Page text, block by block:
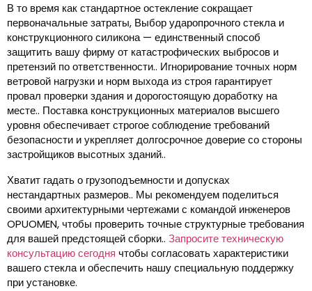
В то время как стандартное остекление сокращает
первоначальные затраты, Выбор ударопрочного стекла и
конструкционного силикона — единственный способ
защитить вашу фирму от катастрофических выбросов и
претензий по ответственности.. Игнорирование точных норм
ветровой нагрузки и норм выхода из строя гарантирует
провал проверки здания и дорогостоящую доработку на
месте.. Поставка конструкционных материалов высшего
уровня обеспечивает строгое соблюдение требований
безопасности и укрепляет долгосрочное доверие со стороны
застройщиков высотных зданий..
Хватит гадать о грузоподъемности и допусках
нестандартных размеров.. Мы рекомендуем поделиться
своими архитектурными чертежами с командой инженеров
OPUOMEN, чтобы проверить точные структурные требования
для вашей предстоящей сборки.. Запросите техническую
консультацию сегодня чтобы согласовать характеристики
вашего стекла и обеспечить нашу специальную поддержку
при установке.